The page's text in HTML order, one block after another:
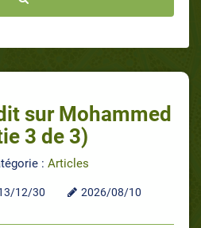
sur Mohammed
3 de 3)
: Articles
12/30 2026/08/10